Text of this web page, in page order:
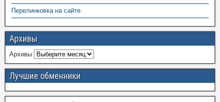
Перелинковка на сайте.
Архивы
Архивы
Лучшие обменники